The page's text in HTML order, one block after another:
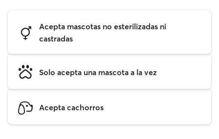
Acepta mascotas no esterilizadas ni
castradas
Solo acepta una mascota a la vez
Acepta cachorros